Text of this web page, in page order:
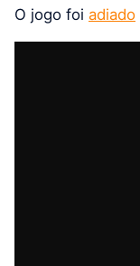
O jogo foi adiado